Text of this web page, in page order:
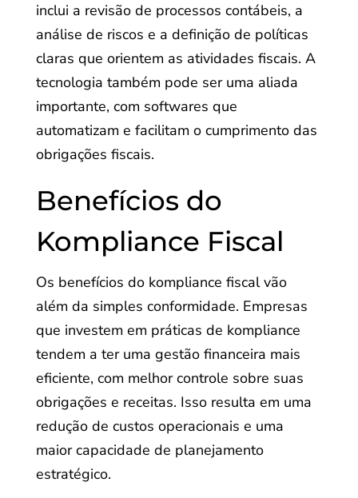
inclui a revisão de processos contábeis, a
análise de riscos e a definição de políticas
claras que orientem as atividades fiscais. A
tecnologia também pode ser uma aliada
importante, com softwares que
automatizam e facilitam o cumprimento das
obrigações fiscais.
Benefícios do
Kompliance Fiscal
Os benefícios do kompliance fiscal vão
além da simples conformidade. Empresas
que investem em práticas de kompliance
tendem a ter uma gestão financeira mais
eficiente, com melhor controle sobre suas
obrigações e receitas. Isso resulta em uma
redução de custos operacionais e uma
maior capacidade de planejamento
estratégico.